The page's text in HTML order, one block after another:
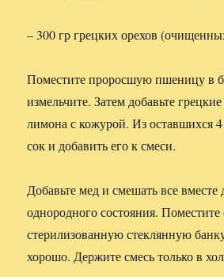
– 300 гр грецких орехов
Поместите проросшую пшеницу в
измельчите. Затем добавьте
лимона с кожурой. Из оставшихся
сок и добавить его к смеси.
Добавьте мед и смешать все вместе
однородного состояния. Поместите
стерилизованную стеклянную
хорошо. Держите смесь только в